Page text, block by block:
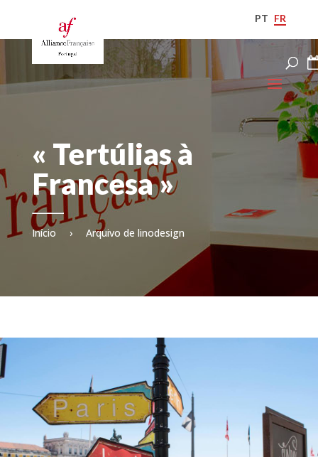
PT FR
« Tertúlias à
Francesa »
Início › Arquivo de linodesign